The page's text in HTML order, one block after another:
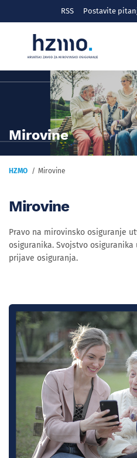
RSS Postavite
Mirovine
HZMO Mirovine
Mirovine
Pravo na mirovinsko osiguranje
osiguranika. Svojstvo
prijave osiguranja.